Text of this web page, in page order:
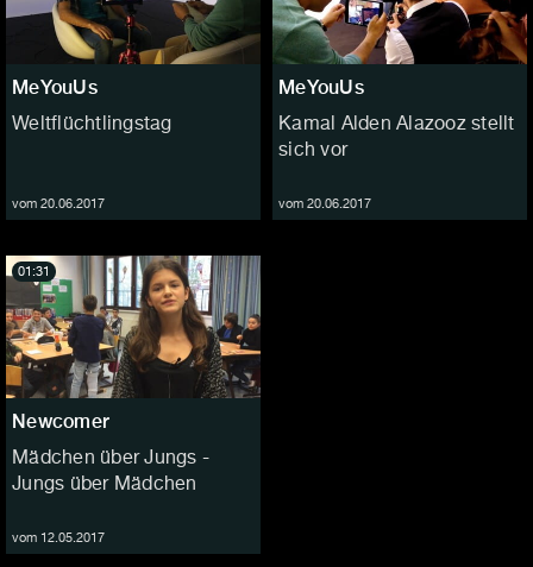
MeYouUs
Weltflüchtlingstag
vom 20.06.2017
MeYouUs
Kamal Alden Alazooz stellt
sich vor
vom 20.06.2017
Newcomer
Mädchen über Jungs -
Jungs über Mädchen
vom 12.05.2017
01:31